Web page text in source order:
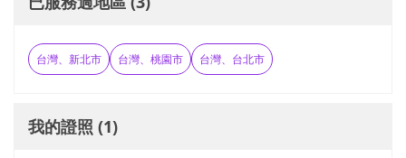
台灣、新北市 台灣、桃園市 台灣、台北市
我的證照 (1)